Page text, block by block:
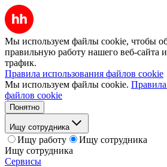
Мы используем файлы cookie, чтобы
правильную работу нашего веб-сайта
трафик.
Правила использования файлов cookie
Мы используем файлы cookie.
файлов cookie
Понятно
Ищу сотрудника
Ищу работу
Ищу сотрудника
Ищу сотрудника
Сервисы